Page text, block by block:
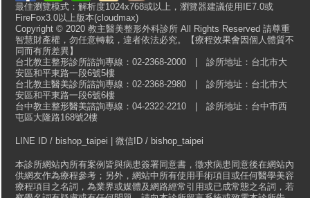
最佳瀏覽模式：解析度1024x768或以上，瀏覽器建議使用IE7.0或
FireFox3.0以上版本(cloudmax)
Copyright © 2020 教主醫美整形外科診所 All Rights Reserved 請尊重
智慧財產權，勿任意轉載，違者依法必究。【療程效果會因個人體質不
同而有所差異】
台北教主整形診所諮詢專線：02-2368-2000 | 診所地址：台北市大
安區和平東路一段6號5樓
台北教主醫美診所諮詢專線：02-2368-2980 | 診所地址：台北市大
安區和平東路一段6號6樓
台中教主整形醫美諮詢專線：04-2322-2210 | 診所地址：台中市西
屯區大隆路168號2樓
LINE ID / bishop_taipei | 微信ID / bishop_taipei
本診所網站內所有案例皆與病患簽署同意書，徵求病患同意後在網站內
供網友作為療程參考；另外，網站中所有使用手術項目或任何醫學美容
療程項目之名詞，為業界或媒體及網路經常引用或已成常態之名詞，若